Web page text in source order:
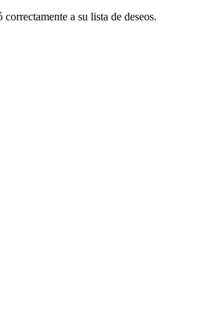
a su lista de deseos.